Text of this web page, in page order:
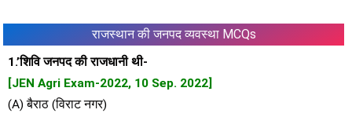
राजस्थान की जनपद व्यवस्थाMCQs
1.’शिवि जनपद की राजधानी थी-
[JEN Agri Exam-2022, 10 Sep. 2022]
(A) बैराठ (विराट नगर)